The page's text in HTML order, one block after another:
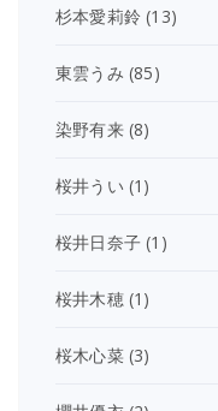
杉本愛莉鈴 (13)
東雲うみ (85)
染野有来(8)
桜井うい (1)
桜井日奈子 (1)
桜井木穂(1)
桜木心菜(3)